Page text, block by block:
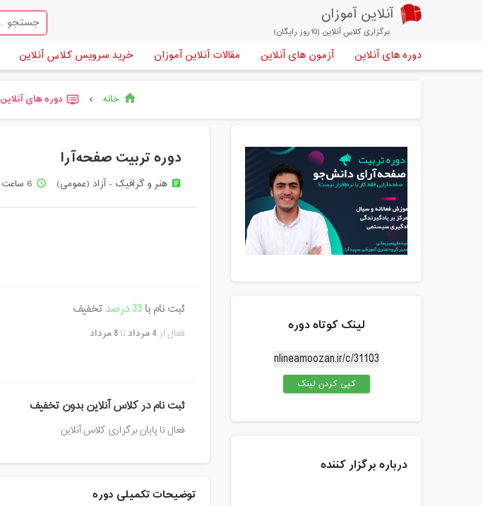
آنلاین آموزان
برگزاری کلاس آنلاین (10روز رایگان)
دوره های آنلاین آزمون های آنلاین مقالات آنلاین آموزان خرید سرویس کلاس آنلاین
home خانه chevron_left
dvr دوره های آنلاین
دوره تربیت صفحه‌آرا
assignment هنر و گرافیک - آزاد (عمومی) access_time 6 ساعت و 10 دقیقه
ثبت نام با33 درصد تخفیف
فعال از 4 مرداد تا8 مرداد
ثبت نام در کلاس آنلاین بدون تخفیف
فعال تا پایان برگزاری کلاس آنلاین
توضیحات تکمیلی دوره
لینک کوتاه دوره
کپی کردن لینک
درباره برگزار کننده